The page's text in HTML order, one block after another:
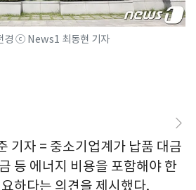
경 ⓒ News1 최동현 기자
기자 = 중소기업계가 납품 대금
등 에너지 비용을 포함해야 한
하다는 의견을 제시했다.